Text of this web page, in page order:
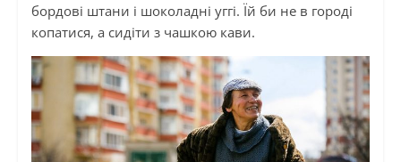
бордові штани і шоколадні уггі. Їй би не в городі
копатися, а сидіти з чашкою кави.